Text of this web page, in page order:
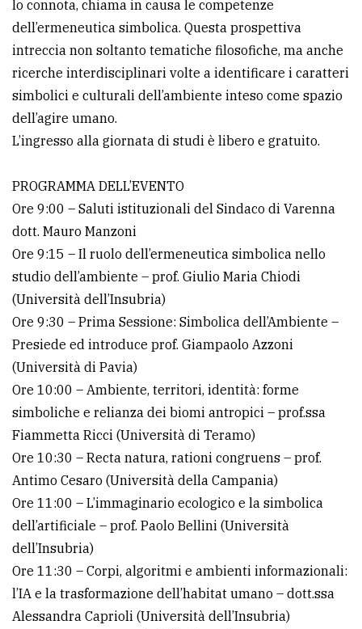
lo connota, chiama in causa le competenze
dell’ermeneutica simbolica. Questa prospettiva
intreccia non soltanto tematiche filosofiche, ma anche
ricerche interdisciplinari volte a identificare i caratteri
simbolici e culturali dell’ambiente inteso come spazio
dell’agire umano.
L’ingresso alla giornata di studi è libero e gratuito.
PROGRAMMA DELL’EVENTO
Ore 9:00 – Saluti istituzionali del Sindaco di Varenna
dott. Mauro Manzoni
Ore 9:15 – Il ruolo dell’ermeneutica simbolica nello
studio dell’ambiente – prof. Giulio Maria Chiodi
(Università dell’Insubria)
Ore 9:30 – Prima Sessione: Simbolica dell’Ambiente –
Presiede ed introduce prof. Giampaolo Azzoni
(Università di Pavia)
Ore 10:00 – Ambiente, territori, identità: forme
simboliche e relianza dei biomi antropici – prof.ssa
Fiammetta Ricci (Università di Teramo)
Ore 10:30 – Recta natura, rationi congruens – prof.
Antimo Cesaro (Università della Campania)
Ore 11:00 – L’immaginario ecologico e la simbolica
dell’artificiale – prof. Paolo Bellini (Università
dell’Insubria)
Ore 11:30 – Corpi, algoritmi e ambienti informazionali:
l’IA e la trasformazione dell’habitat umano – dott.ssa
Alessandra Caprioli (Università dell’Insubria)